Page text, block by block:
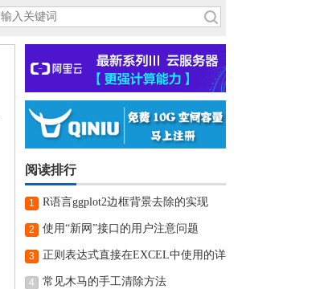
阅读排行
1 R语言ggplot2边框背景去除的实现
2 使用“新网”接口的用户注意问题
3
正则表达式直接在EXCEL中使用的详
细步骤
4 常见木马的手工清除方法